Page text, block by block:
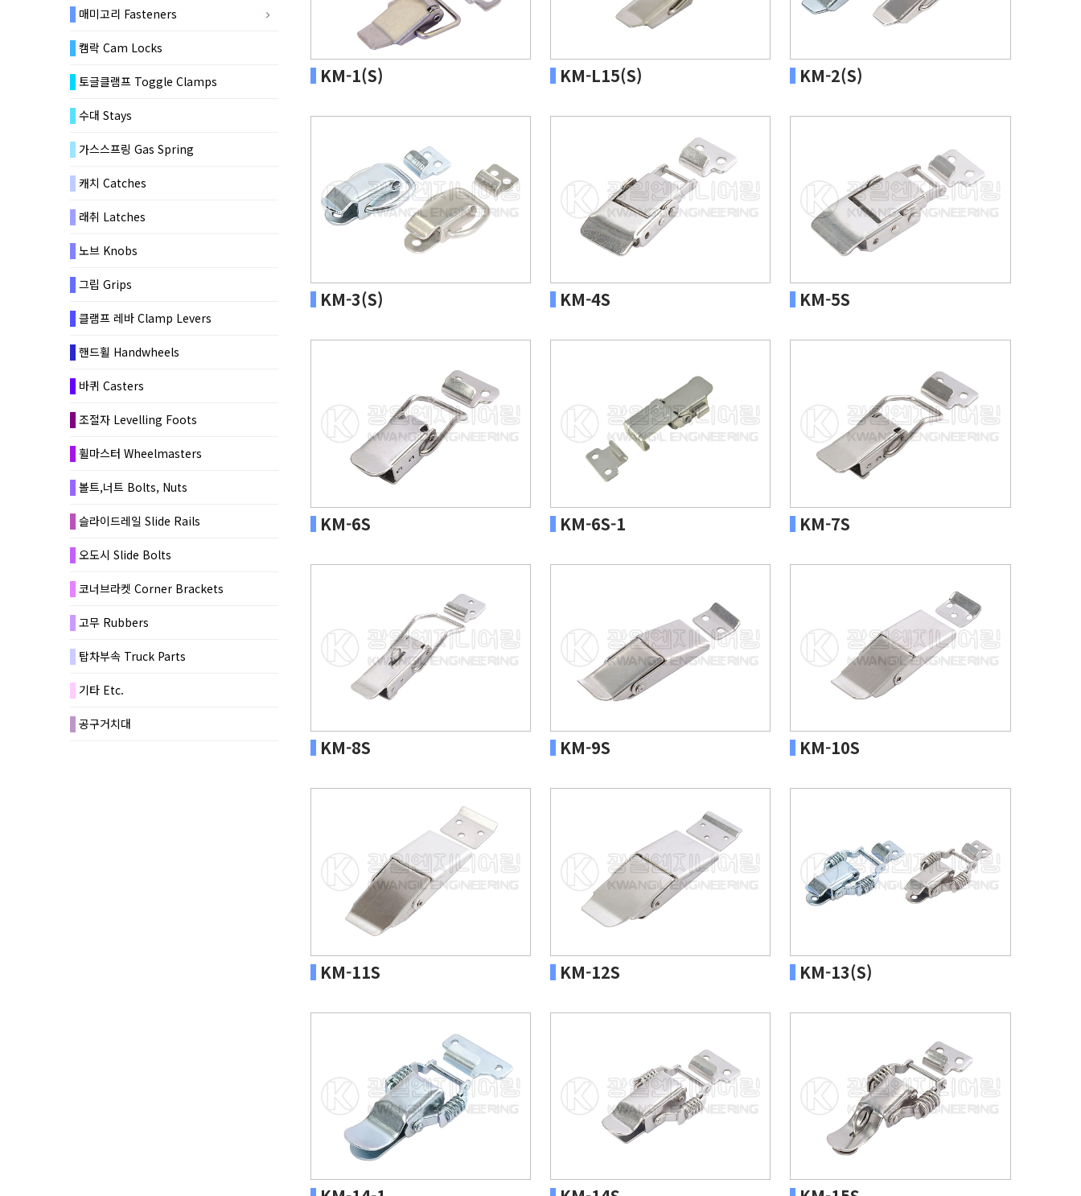
매미고리 Fasteners
캠락 Cam Locks
토글클램프 Toggle Clamps
수대 Stays
가스스프링 Gas Spring
캐치 Catches
래취 Latches
노브 Knobs
그립 Grips
클램프 레바 Clamp Levers
핸드휠 Handwheels
바퀴 Casters
조절자 Levelling Foots
휠마스터 Wheelmasters
볼트,너트 Bolts, Nuts
슬라이드레일 Slide Rails
오도시 Slide Bolts
코너브라켓 Corner Brackets
고무 Rubbers
탑차부속 Truck Parts
기타 Etc.
공구거치대
KM-1(S) KM-L15(S) KM-2(S)
KM-3(S) KM-4S KM-5S
KM-6S KM-6S-1 KM-7S
KM-8S KM-9S KM-10S
KM-11S KM-12S KM-13(S)